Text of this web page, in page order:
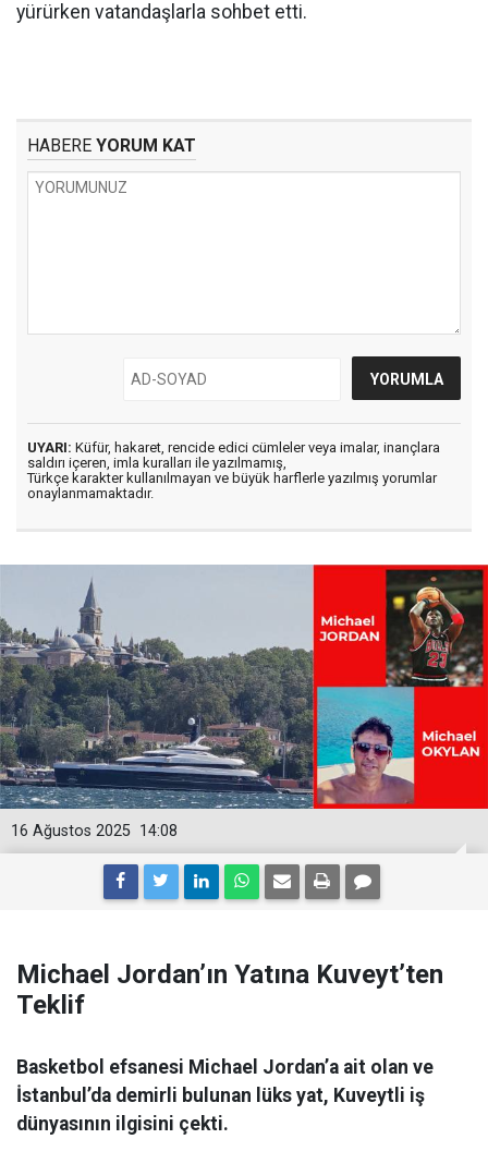
yürürken vatandaşlarla sohbet etti.
HABERE YORUM KAT
UYARI: Küfür, hakaret, rencide edici cümleler veya imalar, inançlara
saldırı içeren, imla kuralları ile yazılmamış,
Türkçe karakter kullanılmayan ve büyük harflerle yazılmış yorumlar
onaylanmamaktadır.
14:08
16 Ağustos 2025
Michael Jordan’ın Yatına Kuveyt’ten
Teklif
Basketbol efsanesi Michael Jordan’a ait olan ve
İstanbul’da demirli bulunan lüks yat, Kuveytli iş
dünyasının ilgisini çekti.